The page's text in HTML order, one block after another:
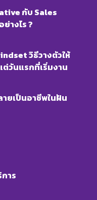
กับ Sales
างไร ?
วิธีวางตัวให้
ต่วันแรกที่เริ่มงาน
ยเป็นอาชีพในฝัน
าร